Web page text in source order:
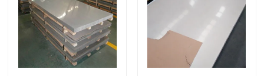
A propos de nous
Visite d'usine